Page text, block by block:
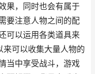
果，同时也会有属于
要注意人物之间的配
可以运用各类道具来
可以收集大量人物的
当中享受战斗，游戏